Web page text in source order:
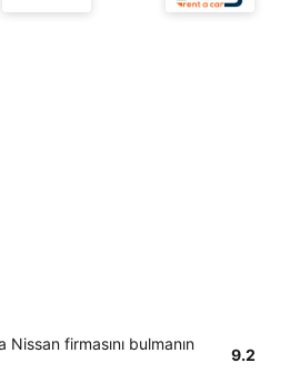
firmasını bulmanın
9.2